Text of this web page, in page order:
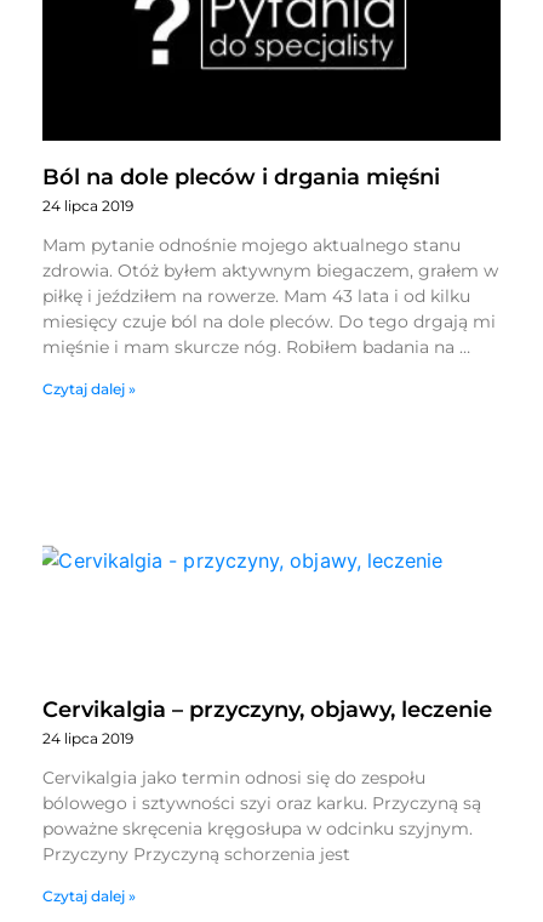
Ból na dole pleców i drgania mięśni
24 lipca 2019
Mam pytanie odnośnie mojego aktualnego stanu
zdrowia. Otóż byłem aktywnym biegaczem, grałem w
piłkę i jeździłem na rowerze. Mam 43 lata i od kilku
miesięcy czuje ból na dole pleców. Do tego drgają mi
mięśnie i mam skurcze nóg. Robiłem badania na …
Czytaj dalej »
Cervikalgia – przyczyny, objawy, leczenie
24 lipca 2019
Cervikalgia jako termin odnosi się do zespołu
bólowego i sztywności szyi oraz karku. Przyczyną są
poważne skręcenia kręgosłupa w odcinku szyjnym.
Przyczyny Przyczyną schorzenia jest
Czytaj dalej »